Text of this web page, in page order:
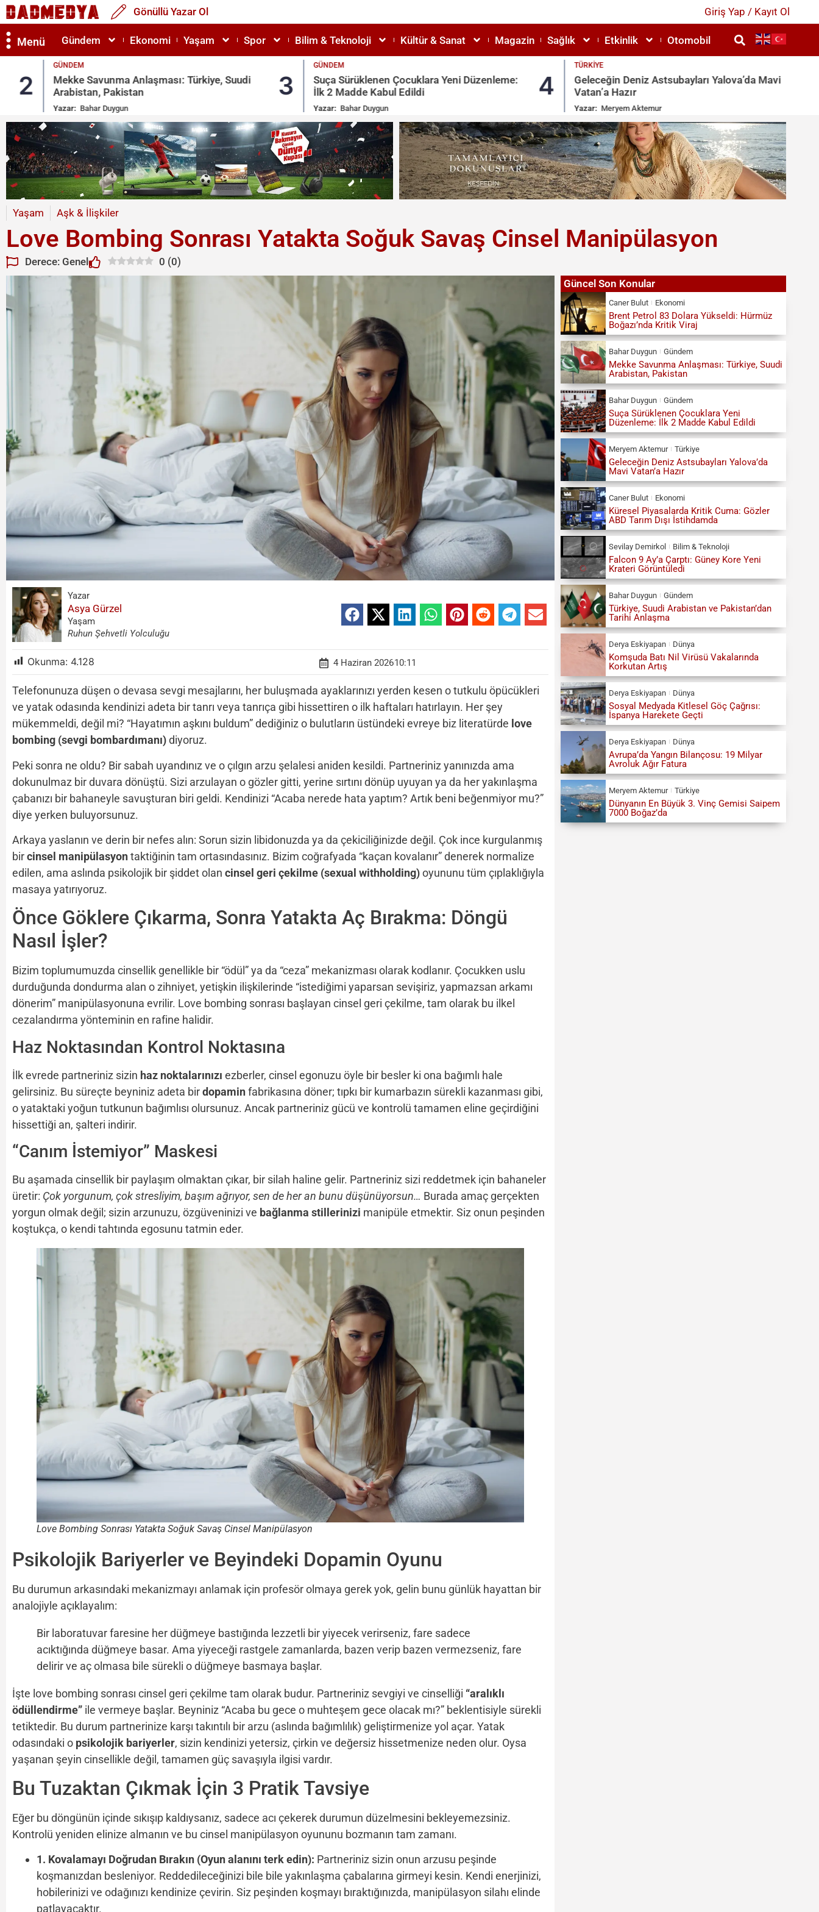
Gönüllü Yazar Ol Giriş Yap / Kayıt Ol
Menü Gündem Ekonomi Yaşam Spor Bilim & Teknoloji Kültür & Sanat Magazin Sağlık Etkinlik Otomobil
2
GÜNDEM
Mekke Savunma Anlaşması: Türkiye, Suudi
Arabistan, Pakistan
Yazar: Bahar Duygun
3
GÜNDEM
Suça Sürüklenen Çocuklara Yeni Düzenleme:
İlk 2 Madde Kabul Edildi
Yazar: Bahar Duygun
4
TÜRKIYE
Geleceğin Deniz Astsubayları Yalova’da Mavi
Vatan’a Hazır
Yazar: Meryem Aktemur
Yaşam Aşk & İlişkiler
Love Bombing Sonrası Yatakta Soğuk Savaş Cinsel Manipülasyon
Derece: Genel 0 (0)
Yazar
Asya Gürzel
Yaşam
Ruhun Şehvetli Yolculuğu
Okunma: 4.128 4 Haziran 202610:11
Telefonunuza düşen o devasa sevgi mesajlarını, her buluşmada ayaklarınızı yerden kesen o tutkulu öpücükleri
ve yatak odasında kendinizi adeta bir tanrı veya tanrıça gibi hissettiren o ilk haftaları hatırlayın. Her şey
mükemmeldi, değil mi? “Hayatımın aşkını buldum” dediğiniz o bulutların üstündeki evreye biz literatürde love
bombing (sevgi bombardımanı)diyoruz.
Peki sonra ne oldu? Bir sabah uyandınız ve o çılgın arzu şelalesi aniden kesildi. Partneriniz yanınızda ama
dokunulmaz bir duvara dönüştü. Sizi arzulayan o gözler gitti, yerine sırtını dönüp uyuyan ya da her yakınlaşma
çabanızı bir bahaneyle savuşturan biri geldi. Kendinizi “Acaba nerede hata yaptım? Artık beni beğenmiyor mu?”
diye yerken buluyorsunuz.
Arkaya yaslanın ve derin bir nefes alın: Sorun sizin libidonuzda ya da çekiciliğinizde değil. Çok ince kurgulanmış
bircinsel manipülasyontaktiğinin tam ortasındasınız. Bizim coğrafyada “kaçan kovalanır” denerek normalize
edilen, ama aslında psikolojik bir şiddet olan cinsel geri çekilme (sexual withholding)oyununu tüm çıplaklığıyla
masaya yatırıyoruz.
Önce Göklere Çıkarma, Sonra Yatakta Aç Bırakma: Döngü
Nasıl İşler?
Bizim toplumumuzda cinsellik genellikle bir “ödül” ya da “ceza” mekanizması olarak kodlanır. Çocukken uslu
durduğunda dondurma alan o zihniyet, yetişkin ilişkilerinde “istediğimi yaparsan sevişiriz, yapmazsan arkamı
dönerim” manipülasyonuna evrilir. Love bombing sonrası başlayan cinsel geri çekilme, tam olarak bu ilkel
cezalandırma yönteminin en rafine halidir.
Haz Noktasından Kontrol Noktasına
İlk evrede partneriniz sizin haz noktalarınızı ezberler, cinsel egonuzu öyle bir besler ki ona bağımlı hale
gelirsiniz. Bu süreçte beyniniz adeta birdopaminfabrikasına döner; tıpkı bir kumarbazın sürekli kazanması gibi,
o yataktaki yoğun tutkunun bağımlısı olursunuz. Ancak partneriniz gücü ve kontrolü tamamen eline geçirdiğini
hissettiği an, şalteri indirir.
“Canım İstemiyor” Maskesi
Bu aşamada cinsellik bir paylaşım olmaktan çıkar, bir silah haline gelir. Partneriniz sizi reddetmek için bahaneler
üretir: Çok yorgunum, çok stresliyim, başım ağrıyor, sen de her an bunu düşünüyorsun… Burada amaç gerçekten
yorgun olmak değil; sizin arzunuzu, özgüveninizi ve bağlanma stillerinizi manipüle etmektir. Siz onun peşinden
koştukça, o kendi tahtında egosunu tatmin eder.
Love Bombing Sonrası Yatakta Soğuk Savaş Cinsel Manipülasyon
Psikolojik Bariyerler ve Beyindeki Dopamin Oyunu
Bu durumun arkasındaki mekanizmayı anlamak için profesör olmaya gerek yok, gelin bunu günlük hayattan bir
analojiyle açıklayalım:
Bir laboratuvar faresine her düğmeye bastığında lezzetli bir yiyecek verirseniz, fare sadece
acıktığında düğmeye basar. Ama yiyeceği rastgele zamanlarda, bazen verip bazen vermezseniz, fare
delirir ve aç olmasa bile sürekli o düğmeye basmaya başlar.
İşte love bombing sonrası cinsel geri çekilme tam olarak budur. Partneriniz sevgiyi ve cinselliği “aralıklı
ödüllendirme” ile vermeye başlar. Beyniniz “Acaba bu gece o muhteşem gece olacak mı?” beklentisiyle sürekli
tetiktedir. Bu durum partnerinize karşı takıntılı bir arzu (aslında bağımlılık) geliştirmenize yol açar. Yatak
odasındaki o psikolojik bariyerler, sizin kendinizi yetersiz, çirkin ve değersiz hissetmenize neden olur. Oysa
yaşanan şeyin cinsellikle değil, tamamen güç savaşıyla ilgisi vardır.
Bu Tuzaktan Çıkmak İçin 3 Pratik Tavsiye
Eğer bu döngünün içinde sıkışıp kaldıysanız, sadece acı çekerek durumun düzelmesini bekleyemezsiniz.
Kontrolü yeniden elinize almanın ve bu cinsel manipülasyon oyununu bozmanın tam zamanı.
1. Kovalamayı Doğrudan Bırakın (Oyun alanını terk edin): Partneriniz sizin onun arzusu peşinde
koşmanızdan besleniyor. Reddedileceğinizi bile bile yakınlaşma çabalarına girmeyi kesin. Kendi enerjinizi,
hobilerinizi ve odağınızı kendinize çevirin. Siz peşinden koşmayı bıraktığınızda, manipülasyon silahı elinde
patlayacaktır.
Güncel Son Konular
Caner Bulut Ekonomi
Brent Petrol 83 Dolara Yükseldi: Hürmüz
Boğazı’nda Kritik Viraj
Bahar Duygun Gündem
Mekke Savunma Anlaşması: Türkiye, Suudi
Arabistan, Pakistan
Bahar Duygun Gündem
Suça Sürüklenen Çocuklara Yeni
Düzenleme: İlk 2 Madde Kabul Edildi
Meryem Aktemur Türkiye
Geleceğin Deniz Astsubayları Yalova’da
Mavi Vatan’a Hazır
Caner Bulut Ekonomi
Küresel Piyasalarda Kritik Cuma: Gözler
ABD Tarım Dışı İstihdamda
Sevilay Demirkol Bilim & Teknoloji
Falcon 9 Ay’a Çarptı: Güney Kore Yeni
Krateri Görüntüledi
Bahar Duygun Gündem
Türkiye, Suudi Arabistan ve Pakistan’dan
Tarihi Anlaşma
Derya Eskiyapan Dünya
Komşuda Batı Nil Virüsü Vakalarında
Korkutan Artış
Derya Eskiyapan Dünya
Sosyal Medyada Kitlesel Göç Çağrısı:
İspanya Harekete Geçti
Derya Eskiyapan Dünya
Avrupa’da Yangın Bilançosu: 19 Milyar
Avroluk Ağır Fatura
Meryem Aktemur Türkiye
Dünyanın En Büyük 3. Vinç Gemisi Saipem
7000 Boğaz’da